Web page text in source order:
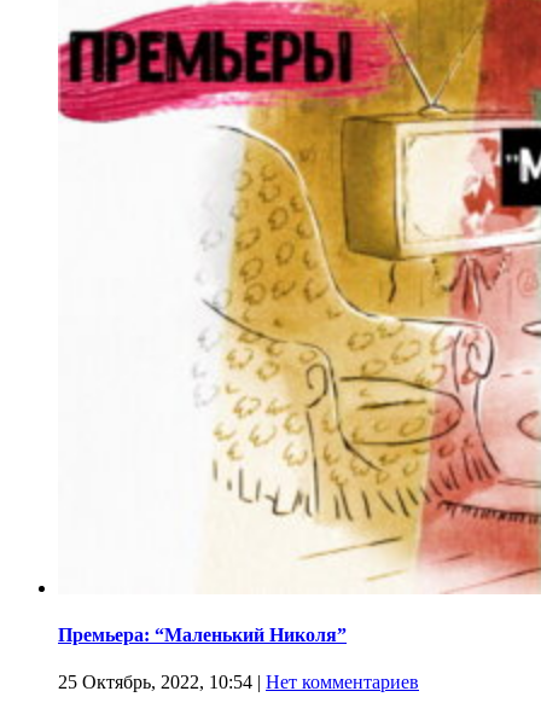
Премьера: “Маленький Николя”
25 Октябрь, 2022, 10:54 | Нет комментариев